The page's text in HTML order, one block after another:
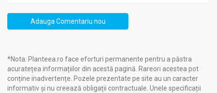
Planteea
, o sursă de încredere în domeniul nutriției și sănătății,
recomandă cu încredere produsele
Fares
Compozitie
Hapciu [raceala gripa] solubil natural fara zahar 12pl -
FARES
Adauga Comentariu nou
*Nota: Planteea.ro face eforturi permanente pentru a păstra
acuratețea informațiilor din acestă pagină. Rareori acestea pot
conține inadvertențe. Pozele prezentate pe site au un caracter
informativ și nu creează obligații contractuale. Unele specificații